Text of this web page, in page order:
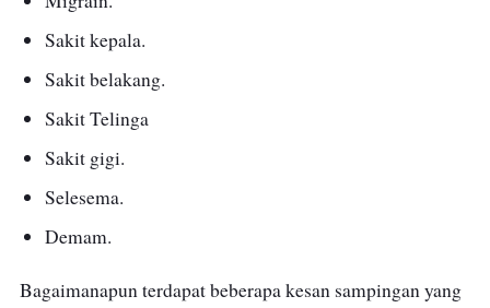
Sakit kepala.
Sakit belakang.
Sakit Telinga
Sakit gigi.
Selesema.
Demam.
Bagaimanapun terdapat beberapa kesan sampingan yang